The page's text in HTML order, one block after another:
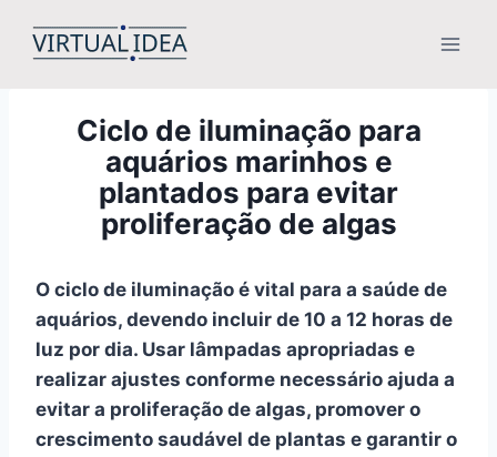
para
Ciclo de iluminação para
aquários marinhos e
plantados para evitar
proliferação de algas
O ciclo de iluminação é vital para a saúde de
aquários, devendo incluir de 10 a 12 horas de
luz por dia. Usar lâmpadas apropriadas e
realizar ajustes conforme necessário ajuda a
evitar a proliferação de algas, promover o
crescimento saudável de plantas e garantir o